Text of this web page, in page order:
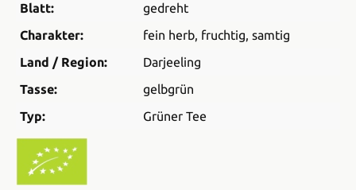
Blatt:
gedreht
Charakter:
fein herb, fruchtig, samtig
Land / Region:
Darjeeling
Tasse:
gelbgrün
Typ:
Grüner Tee